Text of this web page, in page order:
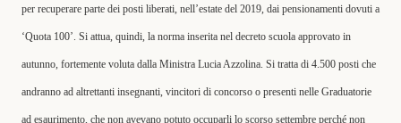
per recuperare parte dei posti liberati, nell’estate del 2019, dai pensionamenti dovuti a
‘Quota 100’. Si attua, quindi, la norma inserita nel decreto scuola approvato in
autunno, fortemente voluta dalla Ministra Lucia Azzolina. Si tratta di 4.500 posti che
andranno ad altrettanti insegnanti, vincitori di concorso o presenti nelle Graduatorie
ad esaurimento, che non avevano potuto occuparli lo scorso settembre perché non